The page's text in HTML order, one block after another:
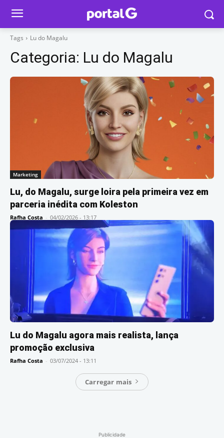
Tags Lu do Magalu
Categoria: Lu do Magalu
Marketing
Lu, do Magalu, surge loira pela primeira vez em
parceria inédita com Koleston
Rafha Costa - 04/02/2026 - 13:17
Lu do Magalu agora mais realista, lança
promoção exclusiva
Rafha Costa - 03/07/2024 - 13:11
Carregar mais
Publicidade